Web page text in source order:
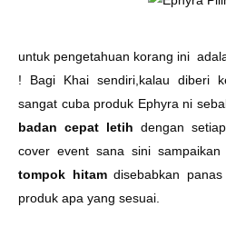
untuk pengetahuan korang ini
! Bagi Khai sendiri,kalau diberi
sangat cuba produk Ephyra ni
badan cepat letih dengan
cover event sana sini
tompok hitamdisebabkan panas
produk apa yang sesuai.